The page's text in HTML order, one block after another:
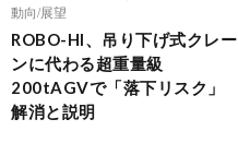
動向/展望
ROBO-HI、吊り下げ式クレー
ンに代わる超重量級
200tAGVで「落下リスク」
解消と説明